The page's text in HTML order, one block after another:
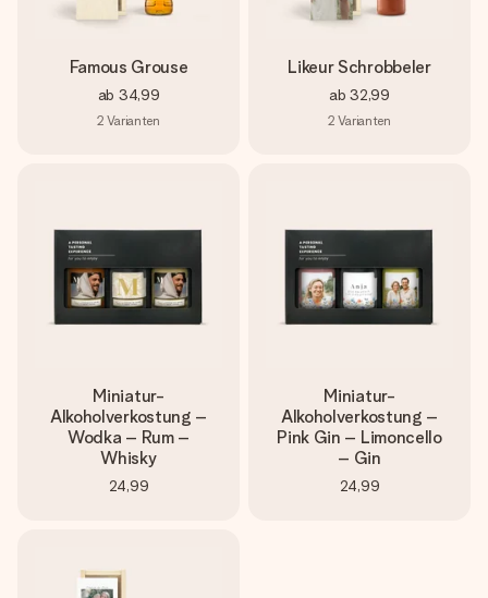
Famous Grouse
ab 34,99
2 Varianten
Likeur Schrobbeler
ab 32,99
2 Varianten
Miniatur-
Alkoholverkostung –
Wodka – Rum –
Whisky
24,99
Miniatur-
Alkoholverkostung –
Pink Gin – Limoncello
– Gin
24,99